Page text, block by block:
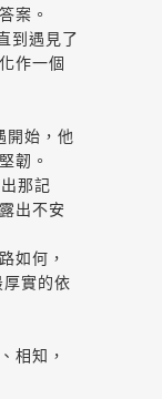
案。
到遇見了
作一個
始，他
韌。
那記
出不安
如何，
實的依
相知，